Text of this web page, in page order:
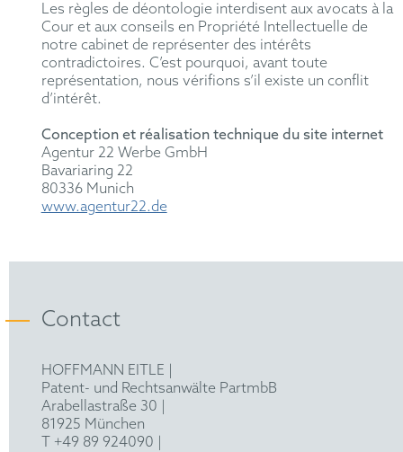
Les règles de déontologie interdisent aux avocats à la
Cour et aux conseils en Propriété Intellectuelle de
notre cabinet de représenter des intérêts
contradictoires. C’est pourquoi, avant toute
représentation, nous vérifions s’il existe un conflit
d’intérêt.
Conception et réalisation technique du site internet
Agentur 22 Werbe GmbH
Bavariaring 22
80336 Munich
www.agentur22.de
Contact
HOFFMANN EITLE |
Patent- und Rechtsanwälte PartmbB
Arabellastraße 30 |
81925 München
T +49 89 924090